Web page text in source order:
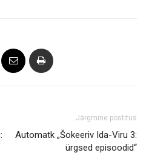
Järgmine postitus
Automatk „Šokeeriv Ida-Viru 3:
ürgsed episoodid“